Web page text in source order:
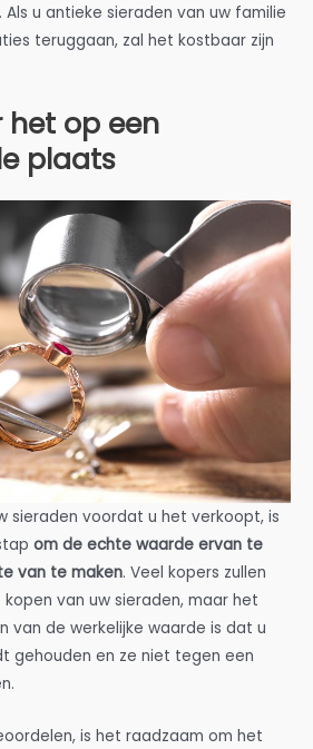
Als u antieke sieraden van uw familie
teruggaan, zal het kostbaar zijn
het op een
plaats
sieraden voordat u het verkoopt, is
om de echte waarde ervan te
van te maken. Veel kopers zullen
van uw sieraden, maar het
van de werkelijke waarde is dat u
gehouden en ze niet tegen een
is het raadzaam om het